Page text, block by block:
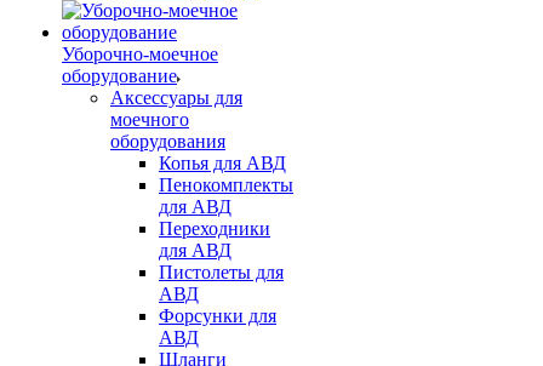
Уборочно-моечное
оборудование
Аксессуары для
моечного
оборудования
Копья для АВД
Пенокомплекты
для АВД
Переходники
для АВД
Пистолеты для
АВД
Форсунки для
АВД
Шланги